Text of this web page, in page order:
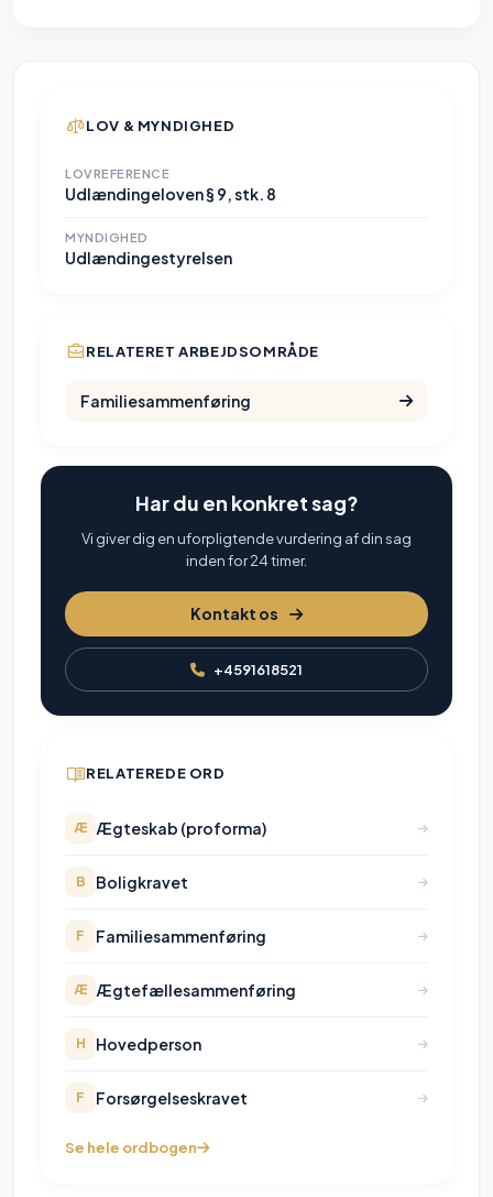
LOV & MYNDIGHED
LOVREFERENCE
Udlændingeloven § 9, stk. 8
MYNDIGHED
Udlændingestyrelsen
RELATERET ARBEJDSOMRÅDE
Familiesammenføring
Har du en konkret sag?
Vi giver dig en uforpligtende vurdering af din sag
inden for 24 timer.
Kontakt os
+4591618521
RELATEREDE ORD
Æ Ægteskab (proforma)
B Boligkravet
F Familiesammenføring
Æ Ægtefællesammenføring
H Hovedperson
F Forsørgelseskravet
Se hele ordbogen